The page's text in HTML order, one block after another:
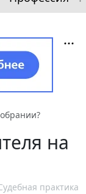
на
практика